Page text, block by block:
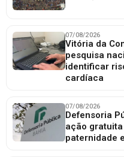
07/08/2026
Vitória da
pesquisa
identificar
cardíaca
07/08/2026
Defensoria
ação
paternidade